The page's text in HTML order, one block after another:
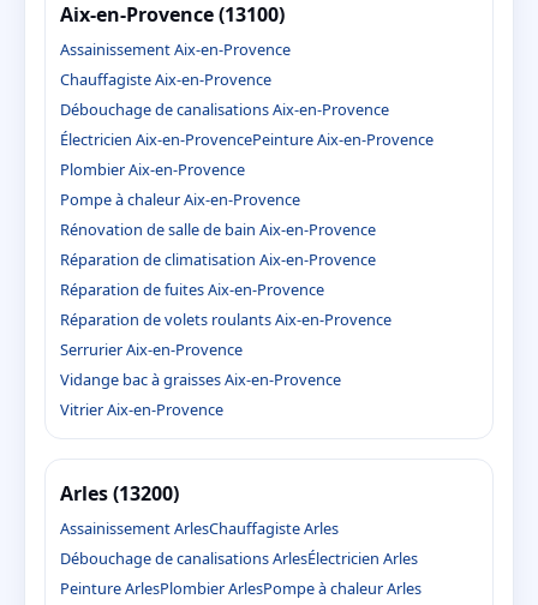
Aix-en-Provence (13100)
Assainissement Aix-en-Provence
Chauffagiste Aix-en-Provence
Débouchage de canalisations Aix-en-Provence
Électricien Aix-en-ProvencePeinture Aix-en-Provence
Plombier Aix-en-Provence
Pompe à chaleur Aix-en-Provence
Rénovation de salle de bain Aix-en-Provence
Réparation de climatisation Aix-en-Provence
Réparation de fuites Aix-en-Provence
Réparation de volets roulants Aix-en-Provence
Serrurier Aix-en-Provence
Vidange bac à graisses Aix-en-Provence
Vitrier Aix-en-Provence
Arles (13200)
Assainissement ArlesChauffagiste Arles
Débouchage de canalisations ArlesÉlectricien Arles
Peinture ArlesPlombier ArlesPompe à chaleur Arles